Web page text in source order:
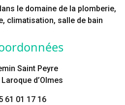
le domaine de la plomberie,
climatisation, salle de bain
Saint Peyre
d’Olmes
61 01 17 16